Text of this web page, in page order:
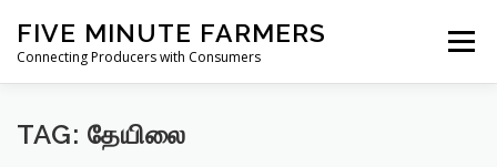
content
FIVE MINUTE FARMERS
Connecting Producers with Consumers
Menu
FEATURES
TAG: தேயிலை